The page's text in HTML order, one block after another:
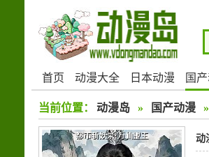
首页 动漫大全 日本动漫 国
当前位置： 动漫岛 » 国产动漫 »
动